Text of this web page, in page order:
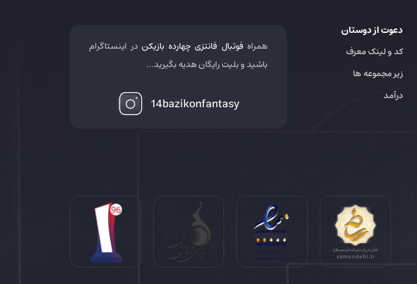
دعوت از دوستان
کد و لینک معرف
زیر مجموعه ها
درآمد
همراه فوتبال فانتزی چهارده بازیکن در اینستاگرام
باشید و بلیت رایگان هدیه بگیرید...
14bazikonfantasy